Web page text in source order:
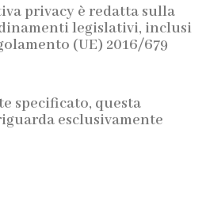
privacy è redatta sulla
legislativi, inclusi
(UE) 2016/679
specificato, questa
esclusivamente